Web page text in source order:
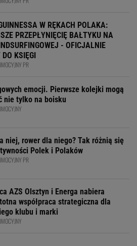
W RĘKACH POLAKA:
PRZEPŁYNIĘCIĘ BAŁTYKU NA
- OFICJALNIE
KSIĘGI
PR
emocji. Pierwsze kolejki mogą
nie tylko na boisku
niej, rower dla niego? Tak różnią się
Polek i Polaków
PR
AZS Olsztyn i Energa nabiera
współpraca strategiczna dla
klubu i marki